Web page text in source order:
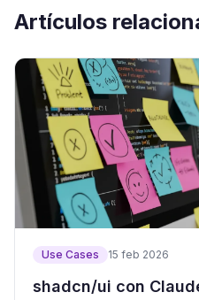
Artículos
Use Cases 15 feb 2026
shadcn/ui con